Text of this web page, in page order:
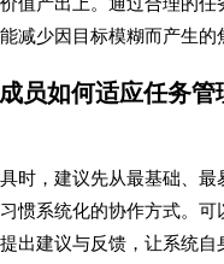
减少因目标模糊而产生的
员如何适应任务管
时，建议先从最基础、最
惯系统化的协作方式。可
出建议与反馈，让系统自